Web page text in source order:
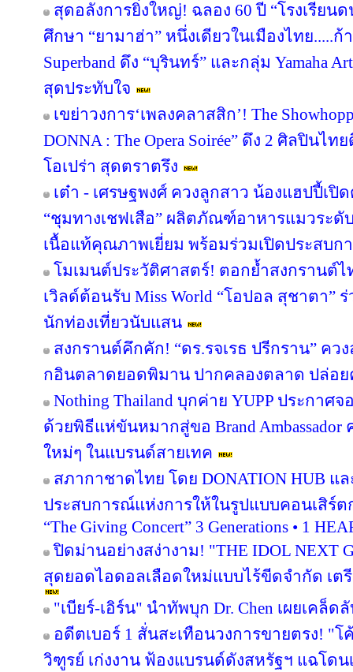
สุดอลังการยิ่งใหญ่! ฉลอง 60 ปี “โรงเรีย
ศึกษา “ยามาฮ่า” หนึ่งเดียวในเมืองไทย.....ก้
Superband ดึง “บุรินทร์” และกลุ่ม Yamaha
สุดประทับใจ
เขย่าวงการ‘เพลงคลาสสิก’! The
DONNA : The Opera Soirée” ดึง 2 ศิลปินไ
โอเปร่า สุดตราตรึง
เต๋า - เศรษฐพงศ์ ควงลูกสาว น้องแฮปปี้เปิ
“ชุมทางเชฟเสือ” ผลิตภัณฑ์อาหารแมวระ
เนื้อแท้คุณภาพเยี่ยม พร้อมร่วมเปิดประสบ
โมเมนต์ประวัติศาสตร์! ตอกย้ำสงกรานต์
เวิลด์ต้อนรับ Miss World “โอปอล สุชาตา”
นักท่องเที่ยวนับแสน
สงกรานต์คึกคัก! “ดร.รจเรธ ปรีกราน” คว
กอินตลาดยอดพิมาน ปากคลองตลาด ปล่อย
Nothing Thailand บุกค่าย YUPP ประกาศ
ด้วยพิธีแห่ขันหมากสู่ขอ Brand Ambassador
ใหม่ๆ ในแบรนด์สายเทค
สภากาชาดไทย โดย DONATION HUB แ
ประสบการณ์แห่งการให้ในรูปแบบคอนเสิร์ต
“The Giving Concert” 3 Generations • 1
ปิดม่านอย่างสง่างาม! "THE IDOL NEXT
สุดยอดไอดอลเลือดใหม่แบบไร้ขีดจำกัด เต
"เบียร์-เอิร์น" นำทัพบุก Dr. Chen เผยเคล็
อดีตเบอร์ 1 สั่นสะเทือนวงการขายตรง! "
วิฑูรย์ เก่งงาน ฟ้องแบรนด์ดังสหรัฐฯ แฉโด